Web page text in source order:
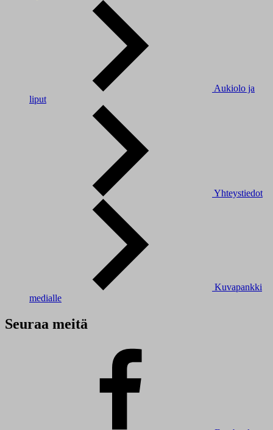
Aukiolo ja
liput
Yhteystiedot
Kuvapankki
medialle
Seuraa meitä